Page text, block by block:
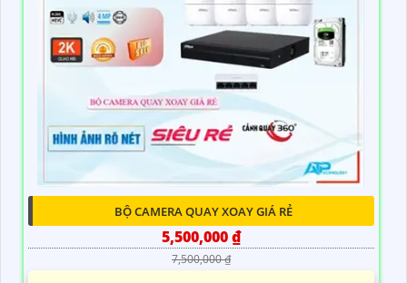
BỘ CAMERA QUAY XOAY GIÁ RẺ
5,500,000 ₫
7,500,000 ₫